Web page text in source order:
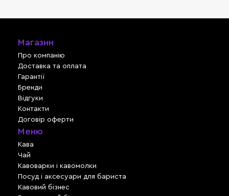
Магазин
Про компанію
Доставка та оплата
Гарантії
Бренди
Відгуки
Контакти
Договір оферти
Меню
Кава
Чай
Кавоварки і кавомолки
Посуд і аксесуари для бариста
Кавовий бізнес